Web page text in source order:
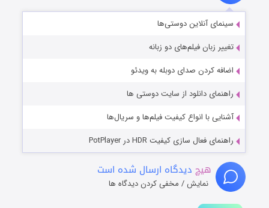
سینمای آنلاین دوستی‌ها
تغییر زبان فیلم‌های دو زبانه
اضافه کردن صدای دوبله به ویدئو
راهنمای دانلود از سایت دوستی ها
آشنایی با انواع کیفیت فیلم‌ها و سریال‌ها
راهنمای فعال سازی کیفیت HDR در PotPlayer
هیچ دیدگاه ارسال شده است
نمایش / مخفی کردن دیدگاه ها